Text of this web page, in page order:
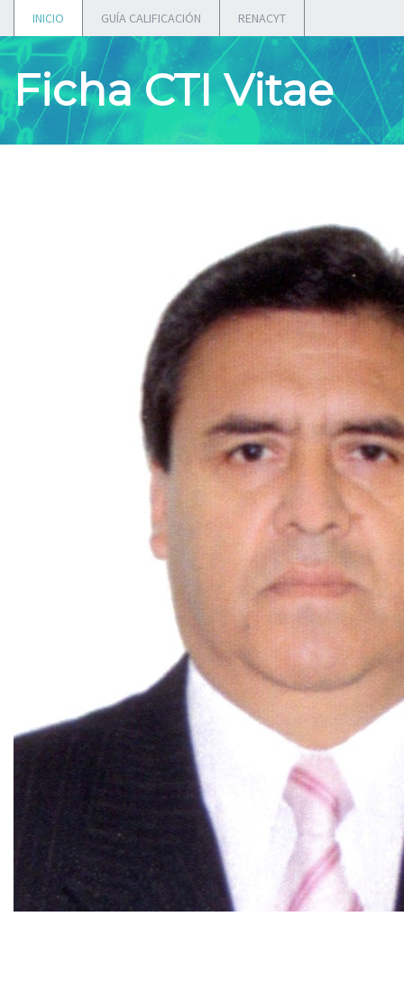
INICIO GUÍA CALIFICACIÓN RENACYT
Ficha CTI Vitae